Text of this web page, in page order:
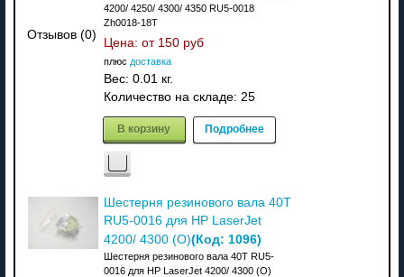
Отзывов (0)
4200/ 4250/ 4300/ 4350 RU5-0018
Zh0018-18T
Цена: от 150 руб
плюс доставка
Вес: 0.01 кг.
Количество на складе: 25
В корзину Подробнее
Шестерня резинового вала 40T
RU5-0016 для HP LaserJet
4200/ 4300 (О)(Код: 1096)
Шестерня резинового вала 40T RU5-
0016 для HP LaserJet 4200/ 4300 (О)